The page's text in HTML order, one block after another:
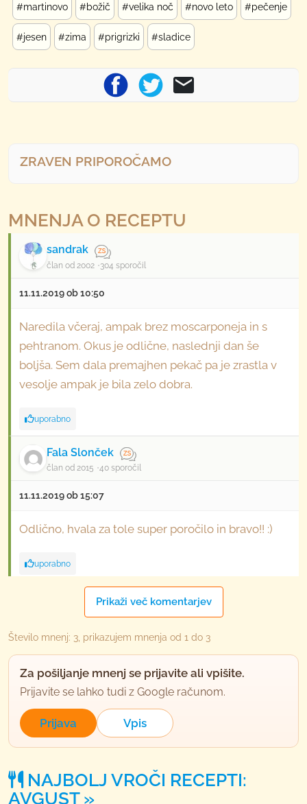
#martinovo #božič #velika noč #novo leto #pečenje
#jesen #zima #prigrizki #sladice
ZRAVEN PRIPOROČAMO
MNENJA O RECEPTU
sandrak
član od 2002 304 sporočil
11.11.2019 ob 10:50
Naredila včeraj, ampak brez moscarponeja in s
pehtranom. Okus je odlične, naslednji dan še
boljša. Sem dala premajhen pekač pa je zrastla v
vesolje ampak je bila zelo dobra.
uporabno
Fala Slonček
član od 2015 40 sporočil
11.11.2019 ob 15:07
Odlično, hvala za tole super poročilo in bravo!! :)
uporabno
član od 2002
20.3.2020 ob 0:31
Spet pekla. Fantastika
uporabno
Prikaži več komentarjev
Število mnenj: 3, prikazujem mnenja od 1 do 3
Za pošiljanje mnenj se prijavite ali vpišite.
Prijavite se lahko tudi z Google računom.
Prijava Vpis
NAJBOLJ VROČI RECEPTI:
AVGUST